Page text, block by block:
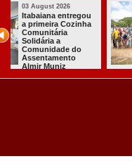
03 August
Mulher
surto
própria
João